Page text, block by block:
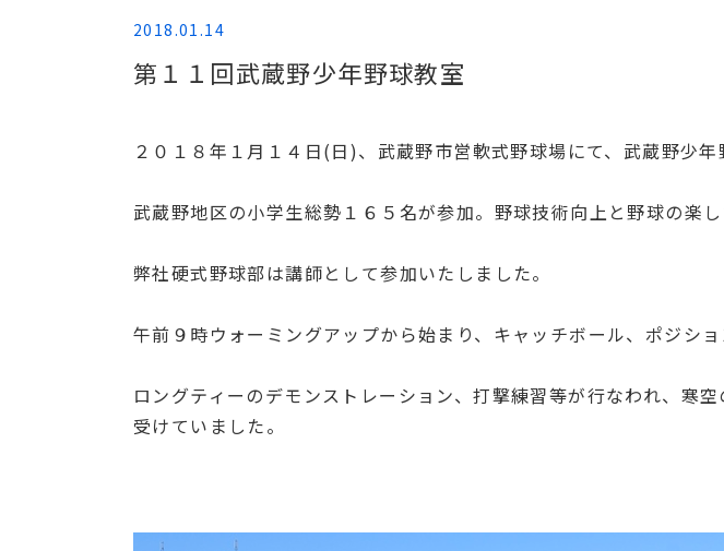
2018.01.14
第１１回武蔵野少年野球教室
２０１８年１月１４日(日)、武蔵野市営軟式野球場にて、武蔵野少年
武蔵野地区の小学生総勢１６５名が参加。野球技術向上と野球の楽し
弊社硬式野球部は講師として参加いたしました。
午前９時ウォーミングアップから始まり、キャッチボール、ポジショ
ロングティーのデモンストレーション、打撃練習等が行なわれ、寒
受けていました。